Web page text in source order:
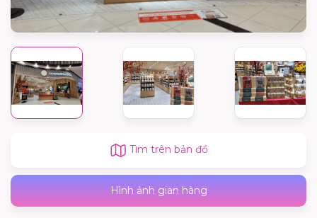
Tìm trên bản đồ
Hình ảnh gian hàng